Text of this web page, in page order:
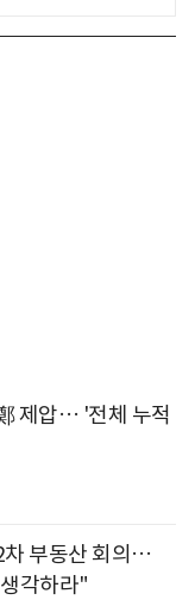
제압… '전체 누적
차 부동산 회의…
각하라"